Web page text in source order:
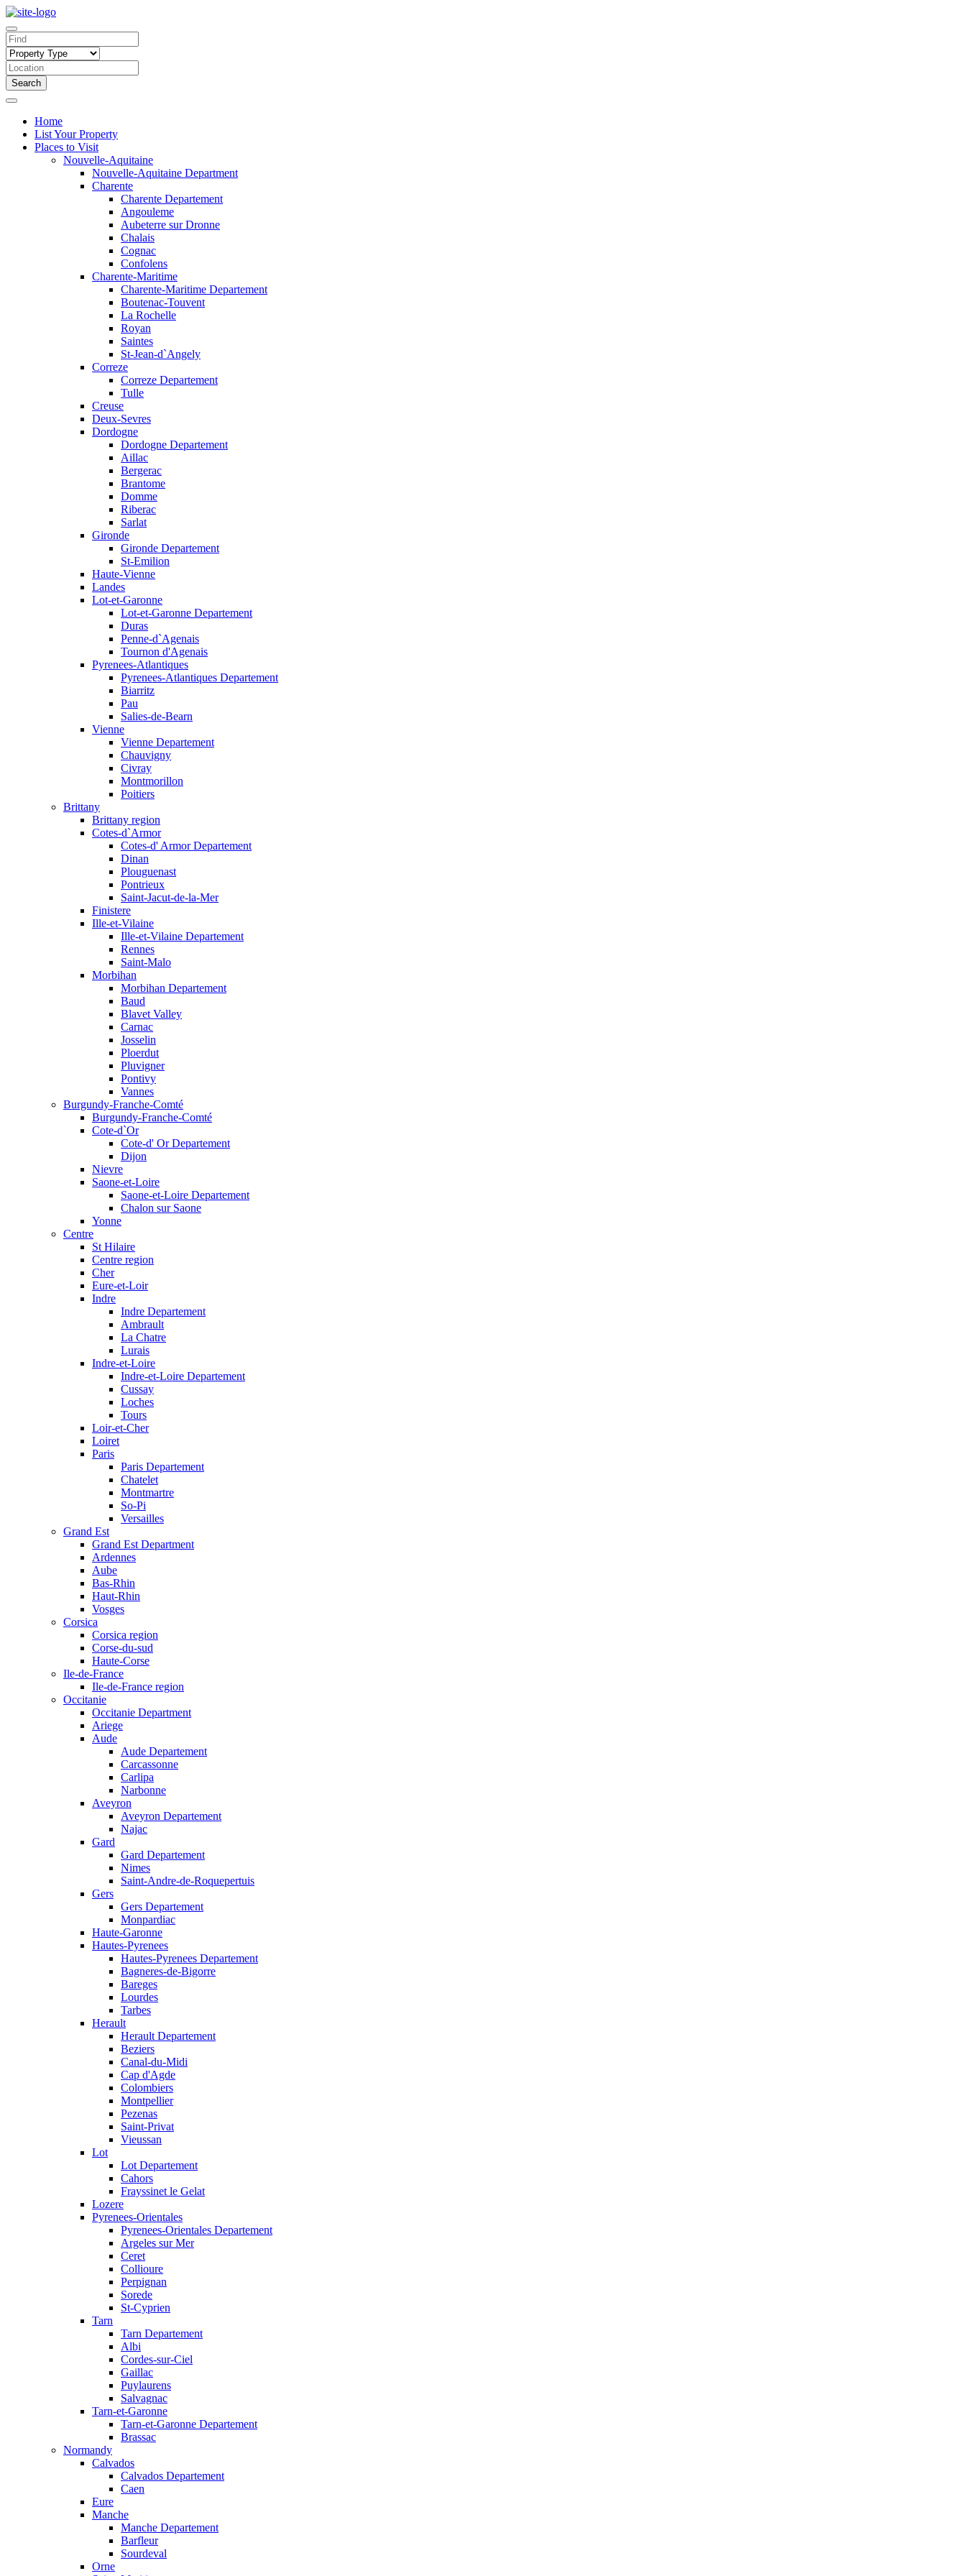
Search
Home
List Your Property
Places to Visit
Nouvelle-Aquitaine
Nouvelle-Aquitaine Department
Charente
Charente Departement
Angouleme
Aubeterre sur Dronne
Chalais
Cognac
Confolens
Charente-Maritime
Charente-Maritime Departement
Boutenac-Touvent
La Rochelle
Royan
Saintes
St-Jean-d`Angely
Correze
Correze Departement
Tulle
Creuse
Deux-Sevres
Dordogne
Dordogne Departement
Aillac
Bergerac
Brantome
Domme
Riberac
Sarlat
Gironde
Gironde Departement
St-Emilion
Haute-Vienne
Landes
Lot-et-Garonne
Lot-et-Garonne Departement
Duras
Penne-d`Agenais
Tournon d'Agenais
Pyrenees-Atlantiques
Pyrenees-Atlantiques Departement
Biarritz
Pau
Salies-de-Bearn
Vienne
Vienne Departement
Chauvigny
Civray
Montmorillon
Poitiers
Brittany
Brittany region
Cotes-d`Armor
Cotes-d' Armor Departement
Dinan
Plouguenast
Pontrieux
Saint-Jacut-de-la-Mer
Finistere
Ille-et-Vilaine
Ille-et-Vilaine Departement
Rennes
Saint-Malo
Morbihan
Morbihan Departement
Baud
Blavet Valley
Carnac
Josselin
Ploerdut
Pluvigner
Pontivy
Vannes
Burgundy-Franche-Comté
Burgundy-Franche-Comté
Cote-d`Or
Cote-d' Or Departement
Dijon
Nievre
Saone-et-Loire
Saone-et-Loire Departement
Chalon sur Saone
Yonne
Centre
St Hilaire
Centre region
Cher
Eure-et-Loir
Indre
Indre Departement
Ambrault
La Chatre
Lurais
Indre-et-Loire
Indre-et-Loire Departement
Cussay
Loches
Tours
Loir-et-Cher
Loiret
Paris
Paris Departement
Chatelet
Montmartre
So-Pi
Versailles
Grand Est
Grand Est Department
Ardennes
Aube
Bas-Rhin
Haut-Rhin
Vosges
Corsica
Corsica region
Corse-du-sud
Haute-Corse
Ile-de-France
Ile-de-France region
Occitanie
Occitanie Department
Ariege
Aude
Aude Departement
Carcassonne
Carlipa
Narbonne
Aveyron
Aveyron Departement
Najac
Gard
Gard Departement
Nimes
Saint-Andre-de-Roquepertuis
Gers
Gers Departement
Monpardiac
Haute-Garonne
Hautes-Pyrenees
Hautes-Pyrenees Departement
Bagneres-de-Bigorre
Bareges
Lourdes
Tarbes
Herault
Herault Departement
Beziers
Canal-du-Midi
Cap d'Agde
Colombiers
Montpellier
Pezenas
Saint-Privat
Vieussan
Lot
Lot Departement
Cahors
Frayssinet le Gelat
Lozere
Pyrenees-Orientales
Pyrenees-Orientales Departement
Argeles sur Mer
Ceret
Collioure
Perpignan
Sorede
St-Cyprien
Tarn
Tarn Departement
Albi
Cordes-sur-Ciel
Gaillac
Puylaurens
Salvagnac
Tarn-et-Garonne
Tarn-et-Garonne Departement
Brassac
Normandy
Calvados
Calvados Departement
Caen
Eure
Manche
Manche Departement
Barfleur
Sourdeval
Orne